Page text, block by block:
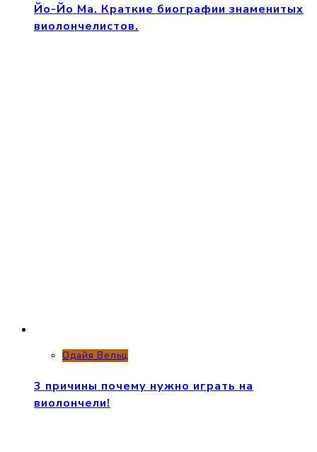
Йо-Йо Ма. Краткие биографии знаменитых
виолончелистов.
Одайя Вельц
3 причины почему нужно играть на
виолончели!